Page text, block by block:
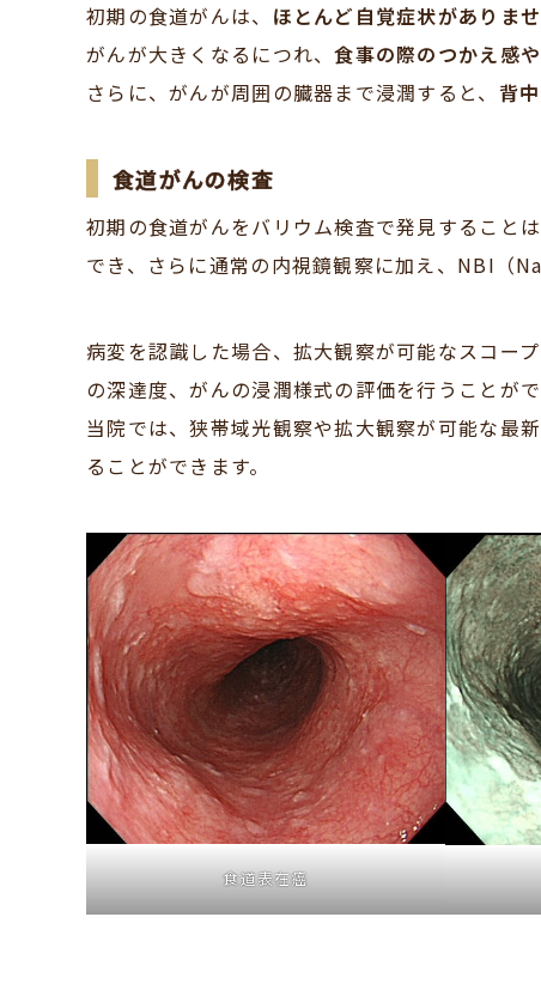
初期の食道がんは、 ほとんど自覚症状がありま
がんが大きくなるにつれ、食事の際のつかえ感
さらに、がんが周囲の臓器まで浸潤すると、 背
食道がんの検査
初期の食道がんをバリウム検査で発見すること
でき、さらに通常の内視鏡観察に加え、NBI（
病変を認識した場合、拡大観察が可能なスコー
の深達度、がんの浸潤様式の評価を行うことがで
当院では、狭帯域光観察や拡大観察が可能な最
ることができます。
食道表在癌